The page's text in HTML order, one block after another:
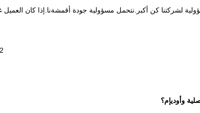
لشركتنا كن أكبر.نتحمل مسؤولية جودة أقمشةنا.إذا كان
2) العمل الجاد واتخاذ موقف جاد لأي طلب من Custmoers ، بغض النظر عن الكمية الكبيرة أو الصغيرة.
وأوديإم؟